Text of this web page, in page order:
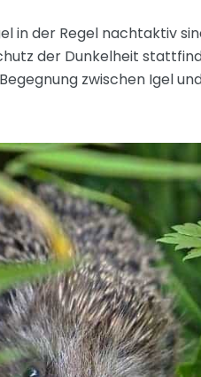
in der Regel nachtaktiv
der Dunkelheit
zwischen Igel